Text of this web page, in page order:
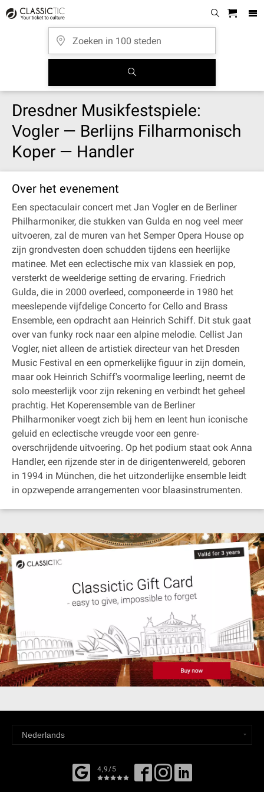
Dresdner Musikfestspiele:
Vogler — Berlijns Filharmonisch
Koper — Handler
Over het evenement
Een spectaculair concert met Jan Vogler en de Berliner
Philharmoniker, die stukken van Gulda en nog veel meer
uitvoeren, zal de muren van het Semper Opera House op
zijn grondvesten doen schudden tijdens een heerlijke
matinee. Met een eclectische mix van klassiek en pop,
versterkt de weelderige setting de ervaring. Friedrich
Gulda, die in 2000 overleed, componeerde in 1980 het
meeslepende vijfdelige Concerto for Cello and Brass
Ensemble, een opdracht aan Heinrich Schiff. Dit stuk gaat
over van funky rock naar een alpine melodie. Cellist Jan
Vogler, niet alleen de artistiek directeur van het Dresden
Music Festival en een opmerkelijke figuur in zijn domein,
maar ook Heinrich Schiff's voormalige leerling, neemt de
solo meesterlijk voor zijn rekening en verbindt het geheel
prachtig. Het Koperensemble van de Berliner
Philharmoniker voegt zich bij hem en leent hun iconische
geluid en eclectische vreugde voor een genre‐
overschrijdende uitvoering. Op het podium staat ook Anna
Handler, een rijzende ster in de dirigentenwereld, geboren
in 1994 in München, die het uitzonderlijke ensemble leidt
in opzwepende arrangementen voor blaasinstrumenten.
4,9/5